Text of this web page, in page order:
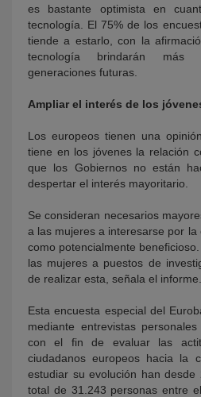
es bastante optimista en
tecnología. El 75% de los
tiende a estarlo, con la
tecnología brindarán más
generaciones futuras.
Ampliar el interés de los
Los europeos tienen una
tiene en los jóvenes la relación
que los Gobiernos no están
despertar el interés mayoritario.
Se consideran necesarios
a las mujeres a interesarse por la
como potencialmente
las mujeres a puestos de
de realizar esta, señala el informe.
Esta encuesta especial del
mediante entrevistas
con el fin de evaluar las
ciudadanos europeos hacia la
estudiar su evolución han
total de 31.243 personas entre